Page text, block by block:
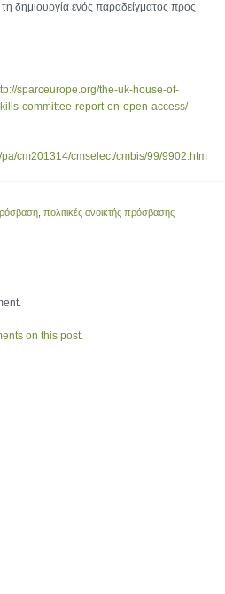
δημιουργία ενός παραδείγματος προς
sparceurope.org/the-uk-house-of-
committee-report-on-open-access/
cm201314/cmselect/cmbis/99/9902.htm
πολιτικές ανοικτής πρόσβασης
on this post.